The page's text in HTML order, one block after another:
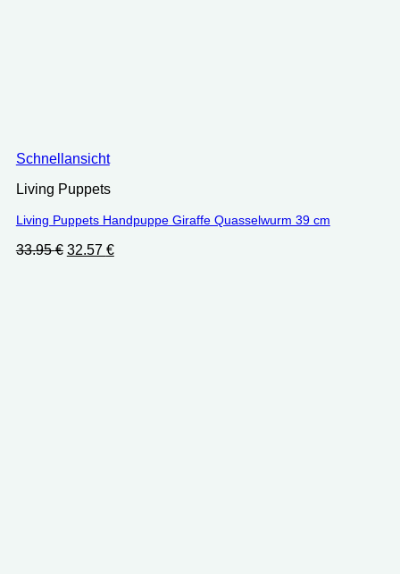
Schnellansicht
Living Puppets
Living Puppets Handpuppe Giraffe Quasselwurm 39 cm
33.95€ Ursprünglicher
32.57 €Aktueller